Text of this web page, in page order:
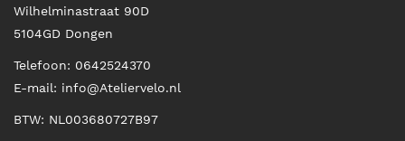
Wilhelminastraat 90D
5104GD Dongen
Telefoon: 0642524370
E-mail: info@Ateliervelo.nl
BTW: NL003680727B97